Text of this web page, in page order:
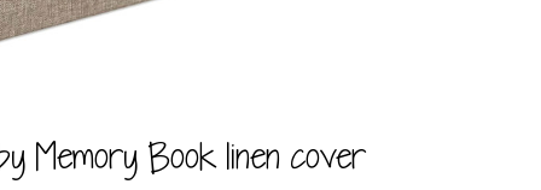
Memory Book linen cover